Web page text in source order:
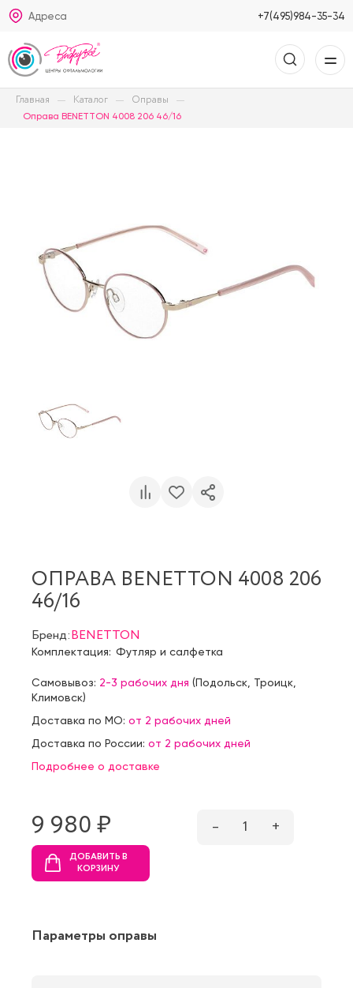
Адреса +7(495)984-35-34
Главная Каталог Оправы
Оправа BENETTON 4008 206 46/16
ОПРАВА BENETTON 4008 206
46/16
Бренд:BENETTON
Комплектация: Футляр и салфетка
Самовывоз: 2-3 рабочих дня (Подольск Троицк
Климовск)
Доставка по МО: от 2 рабочих дней
Доставка по России: от 2 рабочих дней
Подробнее о доставке
9 980 ₷ – 1 +
ДОБАВИТЬ В
КОРЗИНУ
Параметры оправы